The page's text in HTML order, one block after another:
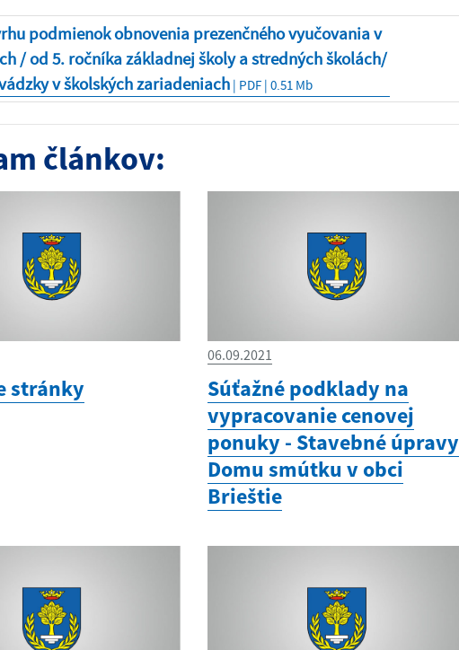
podmienok obnovenia prezenčného vyučovania v
/ od 5. ročníka základnej školy a stredných školách/
v školských zariadeniach| PDF | 0.51 Mb
článkov:
stránky
06.09.2021
Súťažné podklady na
vypracovanie cenovej
ponuky - Stavebné úpravy
Domu smútku v obci
Brieštie